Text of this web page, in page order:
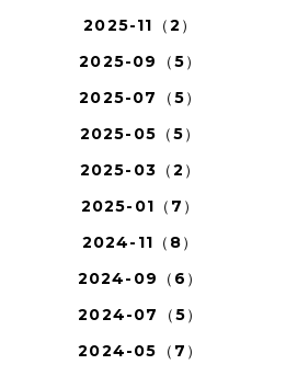
2025-11（2）
2025-09（5）
2025-07（5）
2025-05（5）
2025-03（2）
2025-01（7）
2024-11（8）
2024-09（6）
2024-07（5）
2024-05（7）